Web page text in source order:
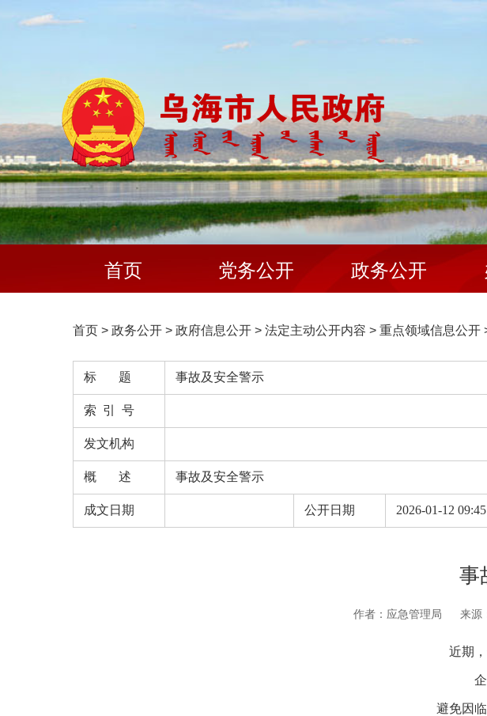
首页 党务公开 政务公开
首页 > 政务公开 > 政府信息公开 > 法定主动公开内容 > 重点领域信息公开
标 题 事故及安全警示
索 引 号
发文机构
概 述 事故及安全警示
成文日期 公开日期 2026-01-12
事
作者：应急管理局 来源
近期
避免因